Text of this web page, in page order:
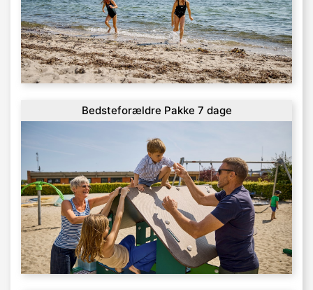
Bedsteforældre Pakke 7 dage